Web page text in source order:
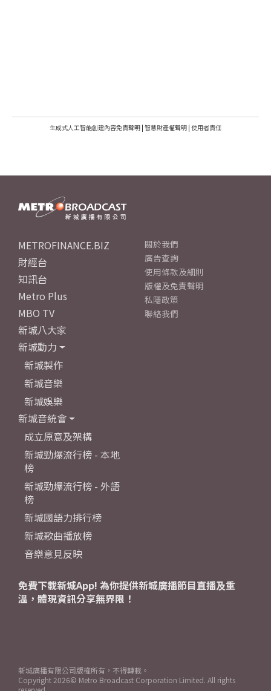
生成式人工智能創建內容免責聲明 | 智慧財產權聲明 | 使用者責任
METROFINANCE.BIZ
財經台
知訊台
Metro Plus
MBO TV
新城八大家
新城動力
新城製作
新城音樂
新城娛樂
新城音統會
成立原意及架構
新城勁爆流行榜 - 本地
榜
新城勁爆流行榜 - 外語
榜
新城國語力排行榜
新城歌曲播放榜
音樂意見反映
關於我們
廣告查詢
使用條款及細則
版權及免責聲明
私隱政策
聯絡我們
免費下載新城App! 為你提供新城廣播節目直播及重
溫，體現資訊分享無界限！
新城廣播有限公司版權所有，不得轉載。
Copyright 2026© Metro Broadcast Corporation Limited. All rights